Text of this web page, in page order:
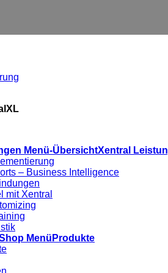
Xentral
– Business Intelligence
mit Xentral
Produkte